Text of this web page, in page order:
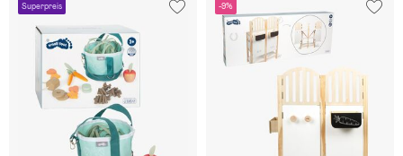
Superpreis -9%